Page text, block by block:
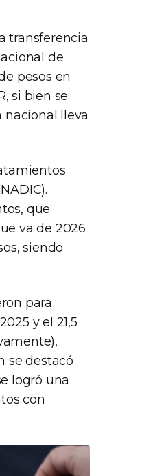
transferencia
de
pesos en
si bien se
nacional lleva
que
va de 2026
siendo
para
y el 21,5
se destacó
logró una
con